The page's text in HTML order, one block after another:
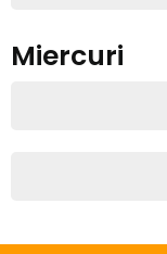
Miercuri